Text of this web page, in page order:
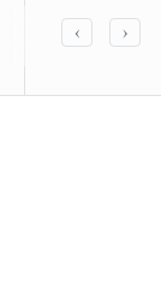
Sol på
‹ ›